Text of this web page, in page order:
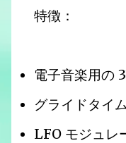
特徴：
電子音楽用の
グライドタイ
LFO モジュレ